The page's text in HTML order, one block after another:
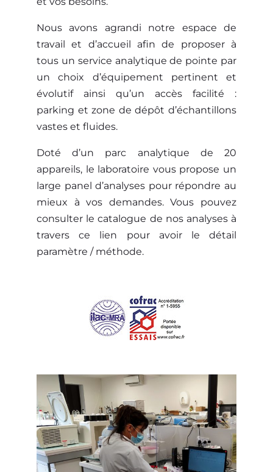
Nous avons agrandi notre espace de
travail et d’accueil afin de proposer à
tous un service analytique de pointe par
un choix d’équipement pertinent et
évolutif ainsi qu’un accès facilité :
parking et zone de dépôt d’échantillons
vastes et fluides.
Doté d’un parc analytique de 20
appareils, le laboratoire vous propose un
large panel d’analyses pour répondre au
mieux à vos demandes. Vous pouvez
consulter le catalogue de nos analyses à
travers ce lien pour avoir le détail
paramètre / méthode.